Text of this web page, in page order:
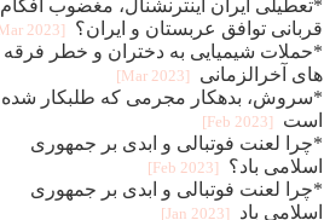
*تعطیلی ایران اینترنشنال، مغضوب افکام
قربانی توافق عربستان و ایران؟
[2023 Mar]
*حملات شیمیایی به دختران و خطر فرقه
های آخرالزمانی
[2023 Mar]
*سروش، بدهکار مجرمی که طلبکار شده
است
[2023 Feb]
*چرا لعنت فوتبالی و ابدی بر جمهوری
اسلامی باد؟
[2023 Feb]
*چرا لعنت فوتبالی و ابدی بر جمهوری
اسلامی باد
[2023 Jan]